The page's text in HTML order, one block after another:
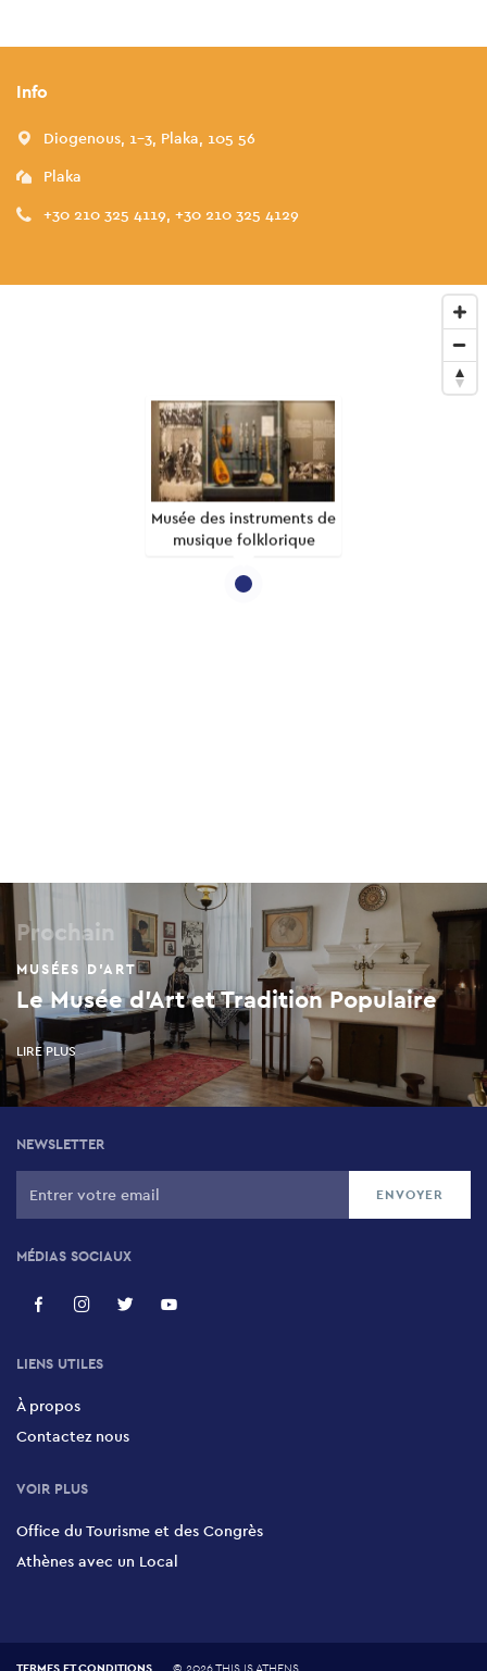
Info
Diogenous, 1-3, Plaka, 105 56
Plaka
+30 210 325 4119, +30 210 325 4129
Musée des instruments de
musique folklorique
Prochain
MUSÉES D'ART
Le Musée d’Art et Tradition Populaire
LIRE PLUS
NEWSLETTER
MÉDIAS SOCIAUX
LIENS UTILES
À propos
Contactez nous
VOIR PLUS
Office du Tourisme et des Congrès
Athènes avec un Local
TERMES ET CONDITIONS © 2026 THIS IS ATHENS